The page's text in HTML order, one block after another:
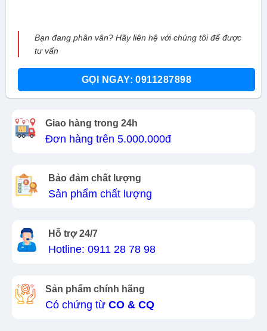
Bạn đang phân vân? Hãy liên hệ với chúng tôi để được
tư vấn
GỌI NGAY: 0911287898
Giao hàng trong 24h
Đơn hàng trên 5.000.000đ
Bảo đảm chất lượng
Sản phẩm chất lượng
Hỗ trợ 24/7
Hotline: 0911 28 78 98
Sản phẩm chính hãng
Có chứng từ CO & CQ